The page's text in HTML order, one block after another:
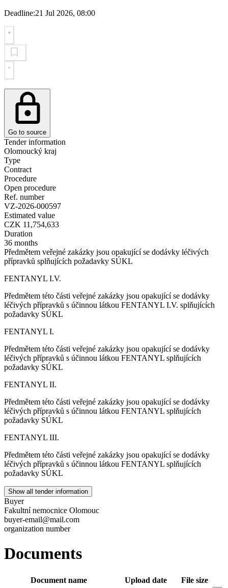
Deadline:21 Jul 2026, 08:00
Go to source
Tender information
Olomoucký kraj
Type
Contract
Procedure
Open procedure
Ref. number
VZ-2026-000597
Estimated value
CZK 11,754,633
Duration
36 months
Předmětem veřejné zakázky jsou opakující se dodávky léčivých
přípravků splňujících požadavky SÚKL
FENTANYL I.V.
Předmětem této části veřejné zakázky jsou opakující se dodávky
léčivých přípravků s účinnou látkou FENTANYL I.V. splňujících
požadavky SÚKL
FENTANYL I.
Předmětem této části veřejné zakázky jsou opakující se dodávky
léčivých přípravků s účinnou látkou FENTANYL splňujících
požadavky SÚKL
FENTANYL II.
Předmětem této části veřejné zakázky jsou opakující se dodávky
léčivých přípravků s účinnou látkou FENTANYL splňujících
požadavky SÚKL
FENTANYL III.
Předmětem této části veřejné zakázky jsou opakující se dodávky
léčivých přípravků s účinnou látkou FENTANYL splňujících
požadavky SÚKL
Show all tender information
Buyer
Fakultní nemocnice Olomouc
buyer-email@mail.com
organization number
Documents
Document name Upload date
File size